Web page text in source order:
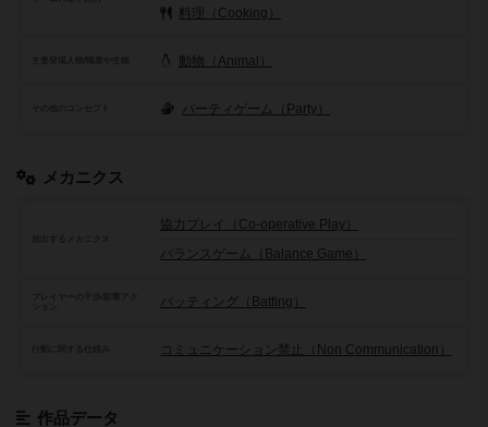
料理（Cooking）
動物（Animal）
その他のコンセプト パーティゲーム（Party）
メカニクス
頻出するメカニクス
協力プレイ（Co-operative Play）
バランスゲーム（Balance Game）
プレイヤーの干渉/影響アク
バッティング（Batting）
行動に関する仕組み コミュニケーション禁止（Non Communication）
作品データ